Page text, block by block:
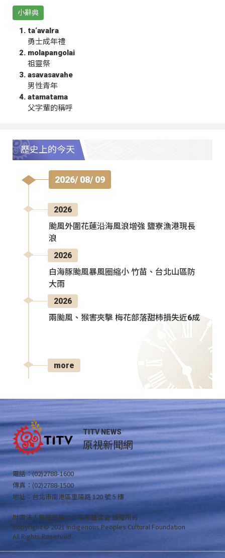
小辭典
ta‘avalra
勇士成年禮
molapangolai
祖靈祭
asavasavahe
男性青年
atamatama
父字輩的稱呼
歷史上的今天
2026/ 08/ 09
2026
颱風外圍花蓮沿海風浪增強 鹽寮漁港現長
浪
2026
白海豚颱風暴風圈縮小 竹苗、台北山區防
大雨
2026
兩颱風、猴害夾擊 梅花部落甜柿損失近6成
more
TITV NEWS
原視新聞網
電話：(02)2788-1600
傳真：(02)2788-1500
地址：台北市南港區重陽路 120 號 5 樓
財團法人原住民族文化事業基金會 版權所有
Copyright © 2021 Indigenous Peoples Cultural Foundation
All Rights Reserved .